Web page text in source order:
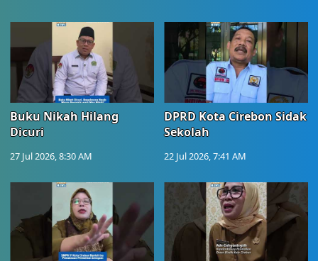
Buku Nikah Hilang
Dicuri
27 Jul 2026, 8:30 AM
DPRD Kota Cirebon Sidak
Sekolah
22 Jul 2026, 7:41 AM